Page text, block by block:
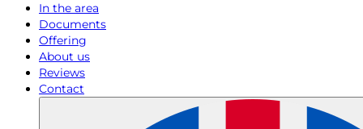
In the area
Documents
Offering
About us
Reviews
Contact